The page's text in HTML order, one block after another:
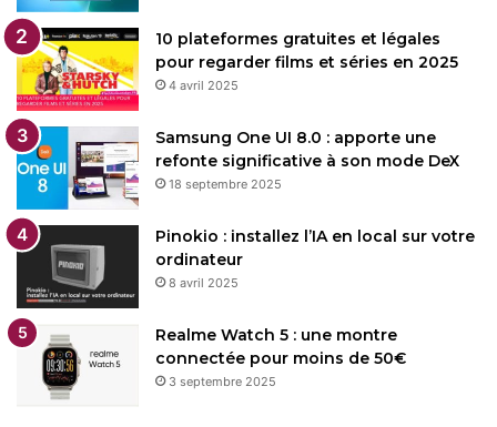
10 plateformes gratuites et légales
pour regarder films et séries en 2025
4 avril 2025
Samsung One UI 8.0 : apporte une
refonte significative à son mode DeX
18 septembre 2025
Pinokio : installez l’IA en local sur votre
ordinateur
8 avril 2025
Realme Watch 5 : une montre
connectée pour moins de 50€
3 septembre 2025